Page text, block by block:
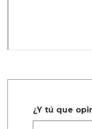
¿Y tú que